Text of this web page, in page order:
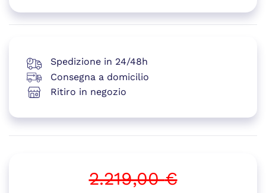
2.219,00€
Spedizione in 24/48h
Consegna a domicilio
Ritiro in negozio